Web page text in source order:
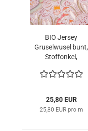
BIO Jersey
Gruselwusel bunt,
Stoffonkel,
25,80 EUR
25,80 EUR pro m